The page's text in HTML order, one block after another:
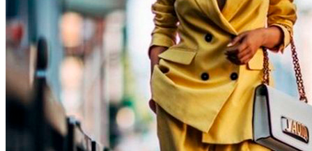
Самая Известная Охота На Ведьм В
Истории: Как Проходил Салемский
Процесс